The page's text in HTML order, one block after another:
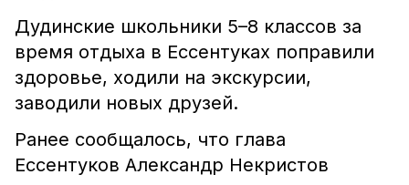
Дудинские школьники 5–8 классов за
время отдыха в Ессентуках поправили
здоровье, ходили на экскурсии,
заводили новых друзей.
Ранее сообщалось, что глава
Ессентуков Александр Некристов